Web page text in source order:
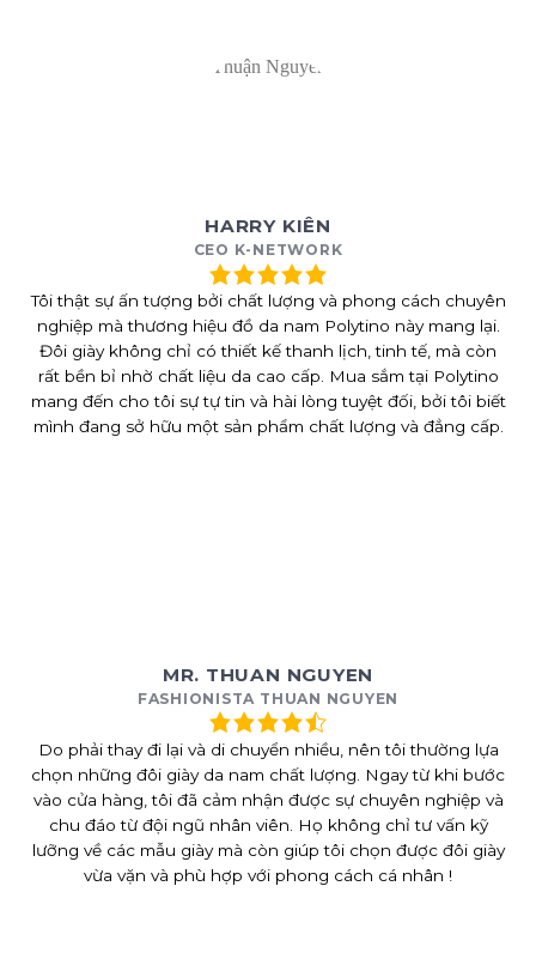
HARRY KIÊN
CEO K-NETWORK
Tôi thật sự ấn tượng bởi chất lượng và phong cách chuyên
nghiệp mà thương hiệu đồ da nam Polytino này mang lại.
Đôi giày không chỉ có thiết kế thanh lịch, tinh tế, mà còn
rất bền bỉ nhờ chất liệu da cao cấp. Mua sắm tại Polytino
mang đến cho tôi sự tự tin và hài lòng tuyệt đối, bởi tôi biết
mình đang sở hữu một sản phẩm chất lượng và đẳng cấp.
MR. THUAN NGUYEN
FASHIONISTA THUAN NGUYEN
Do phải thay đi lại và di chuyển nhiều, nên tôi thường lựa
chọn những đôi giày da nam chất lượng. Ngay từ khi bước
vào cửa hàng, tôi đã cảm nhận được sự chuyên nghiệp và
chu đáo từ đội ngũ nhân viên. Họ không chỉ tư vấn kỹ
lưỡng về các mẫu giày mà còn giúp tôi chọn được đôi giày
vừa vặn và phù hợp với phong cách cá nhân !